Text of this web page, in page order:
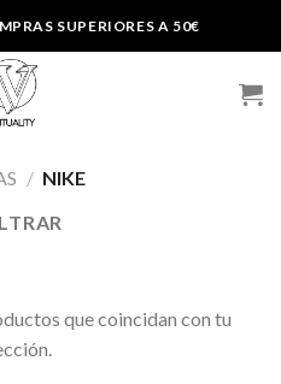
SUPERIORES A 50€
/ NIKE
que coincidan con tu